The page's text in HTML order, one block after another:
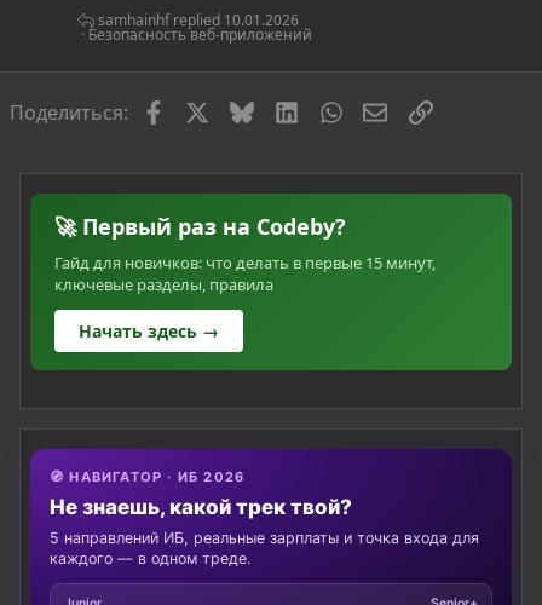
я
Безопасность веб-приложений
10.01.2026
samhainhf
Поделиться: FacebookBlueskyLinkedInWhatsAppЭлектронная
Ссылка
🚀 Первый раз на Codeby?
Гайд для новичков: что делать в первые 15 минут,
ключевые разделы, правила
Начать здесь →
🧭 НАВИГАТОР · ИБ 2026
Не знаешь, какой трек твой?
5 направлений ИБ, реальные зарплаты и точка входа для
каждого — в одном треде.